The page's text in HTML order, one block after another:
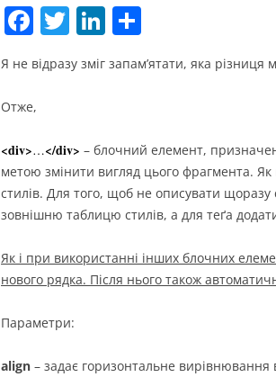
F
a
c
e
o
o
k
T
itt
Li
k
n
о
ді
и
т
и
с
я
Я не відразу зміг запам’ятати, яка
Отже,
<div>…</div> – блочний елемент,
метою змінити вигляд цього фрагмента.
стилів. Для того, щоб не описувати щоразу
зовнішню таблицю стилів, а для теґа
Як і при використанні інших блочних
нового рядка. Після нього також
Параметри:
align – задає горизонтальне вирівнювання